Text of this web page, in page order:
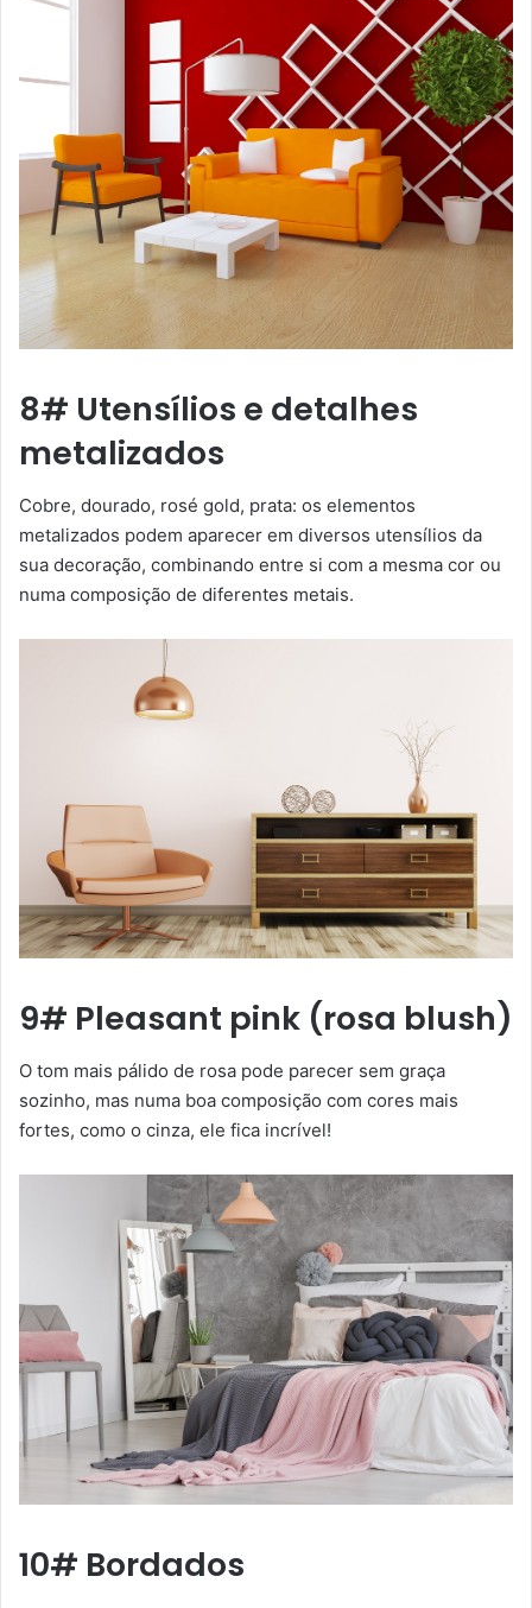
8# Utensílios e detalhes
metalizados
Cobre, dourado, rosé gold, prata: os elementos
metalizados podem aparecer em diversos utensílios da
sua decoração, combinando entre si com a mesma cor ou
numa composição de diferentes metais.
9# Pleasant pink (rosa blush)
O tom mais pálido de rosa pode parecer sem graça
sozinho, mas numa boa composição com cores mais
fortes, como o cinza, ele fica incrível!
10# Bordados